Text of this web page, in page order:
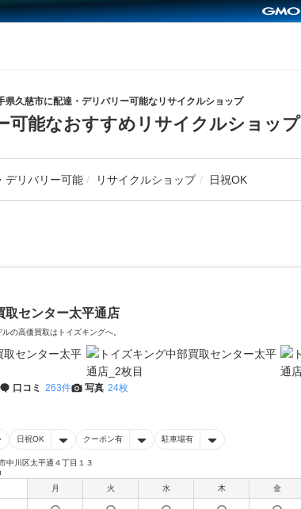
県久慈市に配達・デリバリー可能なリサイクルショップ
可能なおすすめリサイクルショップ
デリバリー可能 リサイクルショップ 日祝OK
取センター太平通店
の高価買取はトイズキングへ。‎
口コミ 263件 写真 24枚
日祝OK クーポン有 駐車場有
中川区太平通４丁目１３
月
火 水 木 金